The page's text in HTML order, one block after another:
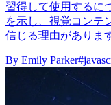
習得して使用するに
を示し、視覚コンテ
信じる理由がありま
By Emily Parker